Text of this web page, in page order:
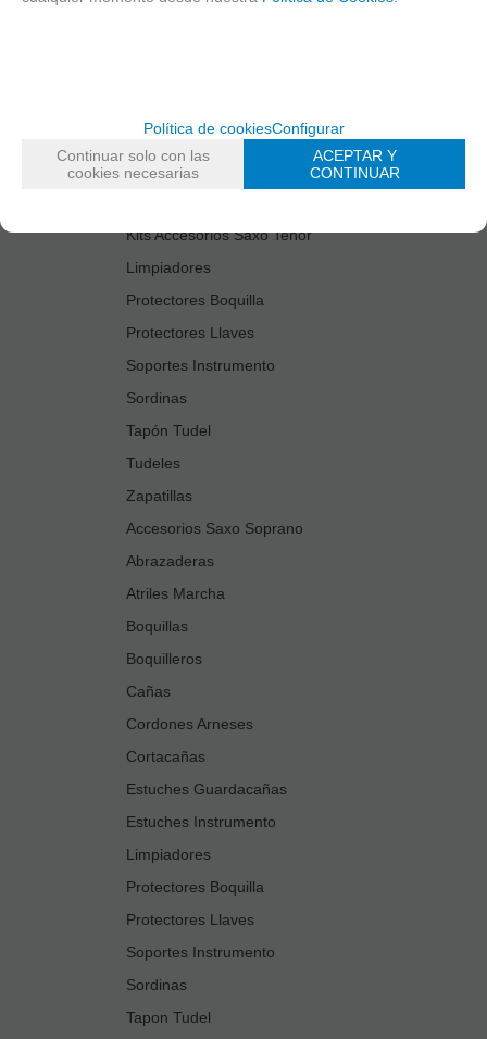
Cañas
Estuches Guardacañas
Estuches Instrumento
Kits Accesorios Saxo Tenor
Limpiadores
Protectores Boquilla
Protectores Llaves
Soportes Instrumento
Sordinas
Tapón Tudel
Tudeles
Zapatillas
Accesorios Saxo Soprano
Abrazaderas
Atriles Marcha
Boquillas
Boquilleros
Cañas
Cordones Arneses
Cortacañas
Estuches Guardacañas
Estuches Instrumento
Limpiadores
Protectores Boquilla
Protectores Llaves
Soportes Instrumento
Sordinas
Tapon Tudel
Política de cookiesConfigurar
Continuar solo con las
cookies necesarias
ACEPTAR Y
CONTINUAR